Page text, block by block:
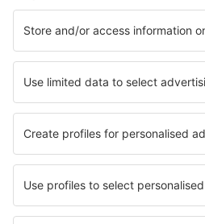
Unterkunft in Birmingham
Unterkunft in Filey Unterkunft in
Unterkunft in Whitstable
Die besten Unterkünfte - Städte
Unterkunft in Troy Unterkunft in
Unterkunft in Cabrejas del Pinar